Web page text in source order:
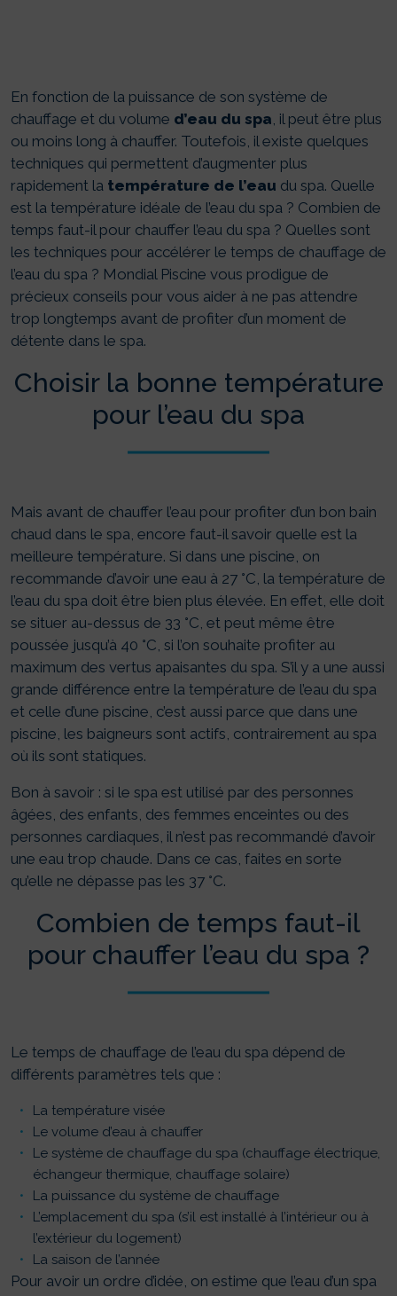
En fonction de la puissance de son système de
chauffage et du volume d’eau du spa, il peut être plus
ou moins long à chauffer. Toutefois, il existe quelques
techniques qui permettent d’augmenter plus
rapidement la température de l’eau du spa. Quelle
est la température idéale de l’eau du spa ? Combien de
temps faut-il pour chauffer l’eau du spa ? Quelles sont
les techniques pour accélérer le temps de chauffage de
l’eau du spa ? Mondial Piscine vous prodigue de
précieux conseils pour vous aider à ne pas attendre
trop longtemps avant de profiter d’un moment de
détente dans le spa.
Choisir la bonne température
pour l’eau du spa
Mais avant de chauffer l’eau pour profiter d’un bon bain
chaud dans le spa, encore faut-il savoir quelle est la
meilleure température. Si dans une piscine, on
recommande d’avoir une eau à 27 °C, la température de
l’eau du spa doit être bien plus élevée. En effet, elle doit
se situer au-dessus de 33 °C, et peut même être
poussée jusqu’à 40 °C, si l’on souhaite profiter au
maximum des vertus apaisantes du spa. S’il y a une aussi
grande différence entre la température de l’eau du spa
et celle d’une piscine, c’est aussi parce que dans une
piscine, les baigneurs sont actifs, contrairement au spa
où ils sont statiques.
Bon à savoir : si le spa est utilisé par des personnes
âgées, des enfants, des femmes enceintes ou des
personnes cardiaques, il n’est pas recommandé d’avoir
une eau trop chaude. Dans ce cas, faites en sorte
qu’elle ne dépasse pas les 37 °C.
Combien de temps faut-il
pour chauffer l’eau du spa ?
Le temps de chauffage de l’eau du spa dépend de
différents paramètres tels que :
La température visée
Le volume d’eau à chauffer
Le système de chauffage du spa (chauffage électrique,
échangeur thermique, chauffage solaire)
La puissance du système de chauffage
L’emplacement du spa (s’il est installé à l’intérieur ou à
l’extérieur du logement)
La saison de l’année
Pour avoir un ordre d’idée, on estime que l’eau d’un spa